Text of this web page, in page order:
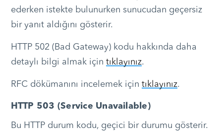
ederken istekte bulunurken sunucudan geçersiz
bir yanıt aldığını gösterir.
HTTP 502 (Bad Gateway) kodu hakkında daha
detaylı bilgi almak için tıklayınız.
RFC dökümanını incelemek için tıklayınız.
HTTP 503 (Service Unavailable)
Bu HTTP durum kodu, geçici bir durumu gösterir.